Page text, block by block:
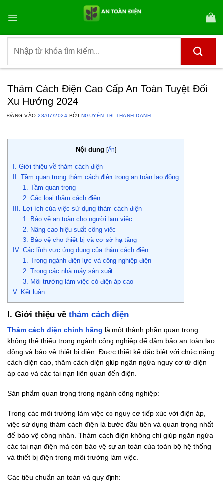
qua
dung
kiếm:
Thảm Cách Điện Cao Cấp An Toàn Tuyệt Đối
Xu Hướng 2024
ĐĂNG VÀO23/07/2024 BỞI NGUYỄN THỊ THANH DANH
Nội dung [Ẩn]
I. Giới thiệu về thảm cách điện
II. Tầm quan trọng thảm cách điện trong an toàn lao động
1. Tầm quan trọng
2. Các loại thảm cách điện
III. Lợi ích của việc sử dụng thảm cách điện
1. Bảo vệ an toàn cho người làm việc
2. Nâng cao hiệu suất công việc
3. Bảo vệ cho thiết bị và cơ sở hạ tầng
IV. Các lĩnh vực ứng dụng của thảm cách điện
1. Trong ngành điện lực và công nghiệp điện
2. Trong các nhà máy sản xuất
3. Môi trường làm việc có điện áp cao
V. Kết luận
I. Giới thiệu về thảm cách điện
Thảm cách điện chính hãng là một thành phần quan trọng
không thể thiếu trong ngành công nghiệp để đảm bảo an toàn lao
động và bảo vệ thiết bị điện. Được thiết kế đặc biệt với chức năng
cách điện cao, thảm cách điện giúp ngăn ngừa nguy cơ từ điện
áp cao và các tai nạn liên quan đến điện.
Sản phẩm quan trọng trong ngành công nghiệp:
Trong các môi trường làm việc có nguy cơ tiếp xúc với điện áp,
việc sử dụng thảm cách điện là bước đầu tiên và quan trọng nhất
để bảo vệ công nhân. Thảm cách điện không chỉ giúp ngăn ngừa
các tai nạn điện mà còn bảo vệ sự an toàn của toàn bộ hệ thống
và thiết bị điện trong môi trường làm việc.
Các tiêu chuẩn an toàn và quy định: